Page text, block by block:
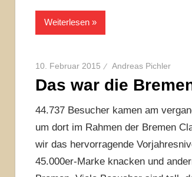
Weiterlesen
10. Februar 2015 Andreas Pichler
Das war die
44.737 Besucher kamen am
um dort im Rahmen der Bremen
wir das hervorragende
45.000er-Marke knacken und